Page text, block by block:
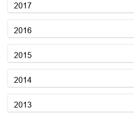
2017
2016
2015
2014
2013